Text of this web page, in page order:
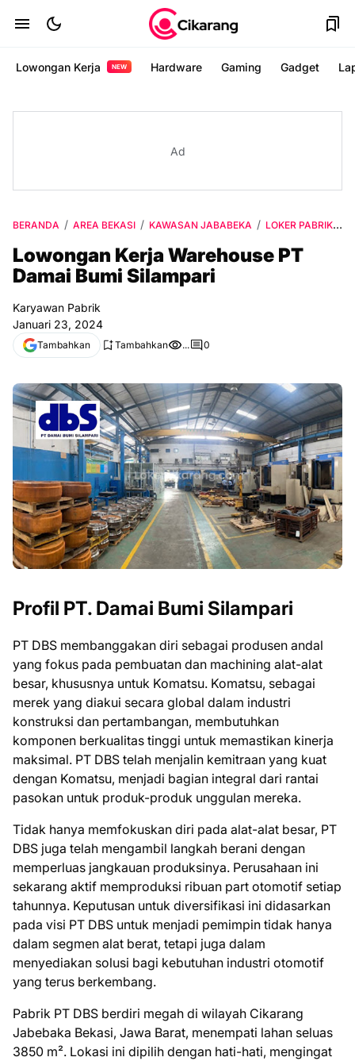
Lowongan Kerja NEW Hardware Gaming Gadget
Ad
BERANDA AREA BEKASI KAWASAN JABABEKA LOKER PABRIK
Lowongan Kerja Warehouse PT
Damai Bumi Silampari
Karyawan Pabrik
Januari 23, 2024
Tambahkan Tambahkan ... 0
Profil PT. Damai Bumi Silampari
PT DBS membanggakan diri sebagai produsen andal
yang fokus pada pembuatan dan machining alat-alat
besar, khususnya untuk Komatsu. Komatsu, sebagai
merek yang diakui secara global dalam industri
konstruksi dan pertambangan, membutuhkan
komponen berkualitas tinggi untuk memastikan kinerja
maksimal. PT DBS telah menjalin kemitraan yang kuat
dengan Komatsu, menjadi bagian integral dari rantai
pasokan untuk produk-produk unggulan mereka.
Tidak hanya memfokuskan diri pada alat-alat besar, PT
DBS juga telah mengambil langkah berani dengan
memperluas jangkauan produksinya. Perusahaan ini
sekarang aktif memproduksi ribuan part otomotif setiap
tahunnya. Keputusan untuk diversifikasi ini didasarkan
pada visi PT DBS untuk menjadi pemimpin tidak hanya
dalam segmen alat berat, tetapi juga dalam
menyediakan solusi bagi kebutuhan industri otomotif
yang terus berkembang.
Pabrik PT DBS berdiri megah di wilayah Cikarang
Jabebaka Bekasi, Jawa Barat, menempati lahan seluas
3850 m². Lokasi ini dipilih dengan hati-hati, mengingat